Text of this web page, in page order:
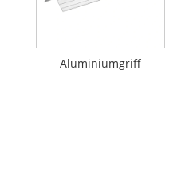
Aluminiumgriff